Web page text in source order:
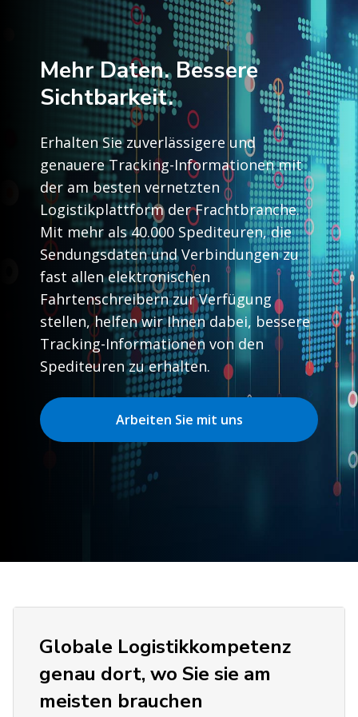
Mehr Daten. Bessere
Sichtbarkeit.
Erhalten Sie zuverlässigere und
genauere Tracking-Informationen mit
der am besten vernetzten
Logistikplattform der Frachtbranche.
Mit mehr als 40.000 Spediteuren, die
Sendungsdaten und Verbindungen zu
fast allen elektronischen
Fahrtenschreibern zur Verfügung
stellen, helfen wir Ihnen dabei, bessere
Tracking-Informationen von den
Spediteuren zu erhalten.
Arbeiten Sie mit uns
Globale Logistikkompetenz
genau dort, wo Sie sie am
meisten brauchen